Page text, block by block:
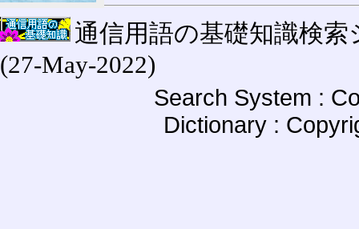
通信用語の基礎知識検索
(27-May-2022)
Search System :
Dictionary :